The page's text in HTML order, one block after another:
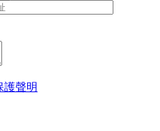
護聲明